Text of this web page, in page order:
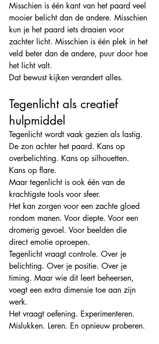
Misschien is één kant van het paard veel
mooier belicht dan de andere. Misschien
kun je het paard iets draaien voor
zachter licht. Misschien is één plek in het
veld beter dan de andere, puur door hoe
het licht valt.
Dat bewust kijken verandert alles.
Tegenlicht als creatief
hulpmiddel
Tegenlicht wordt vaak gezien als lastig.
De zon achter het paard. Kans op
overbelichting. Kans op silhouetten.
Kans op flare.
Maar tegenlicht is ook één van de
krachtigste tools voor sfeer.
Het kan zorgen voor een zachte gloed
rondom manen. Voor diepte. Voor een
dromerig gevoel. Voor beelden die
direct emotie oproepen.
Tegenlicht vraagt controle. Over je
belichting. Over je positie. Over je
timing. Maar wie dit leert beheersen,
voegt een extra dimensie toe aan zijn
werk.
Het vraagt oefening. Experimenteren.
Mislukken. Leren. En opnieuw proberen.